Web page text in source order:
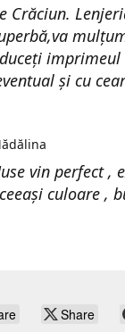
Crăciun.
și cu
vin perfect ,
culoare ,
Share